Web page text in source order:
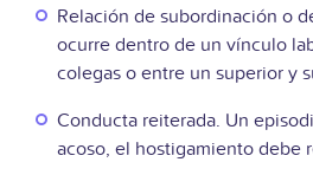
Relación de subordinación o
ocurre dentro de un vínculo
colegas o entre un superior y
Conducta reiterada. Un
acoso, el hostigamiento debe